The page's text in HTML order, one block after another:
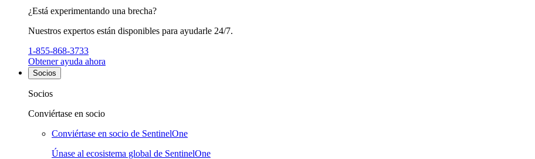
¿Está experimentando una brecha?
Nuestros expertos están disponibles para ayudarle 24/7.
1-855-868-3733
Obtener ayuda ahora
Socios
Socios
Conviértase en socio
Conviértase en socio de SentinelOne
Únase al ecosistema global de SentinelOne